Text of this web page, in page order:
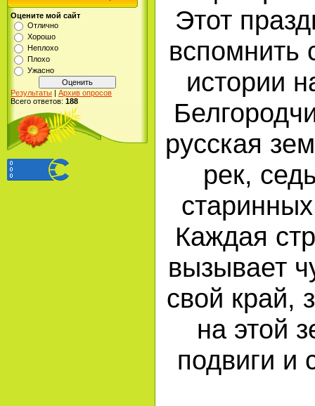
Оцените мой сайт
Отлично
Хорошо
Неплохо
Плохо
Ужасно
Результаты | Архив опросов
Всего ответов: 188
Этот
вспомнить
истории
русская
рек,
Каждая
вызывает
свой край,
на этой
подвиги и